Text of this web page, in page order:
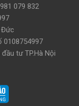
079 832
Đức
0108754997
tư TP.Hà Nội